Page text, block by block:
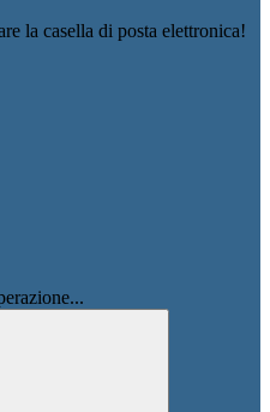
la casella di posta elettronica!